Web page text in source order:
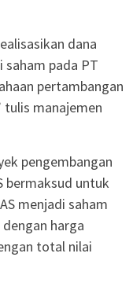
dana
saham pada PT
pertambangan
tulis manajemen
pengembangan
bermaksud untuk
menjadi saham
dengan harga
total nilai